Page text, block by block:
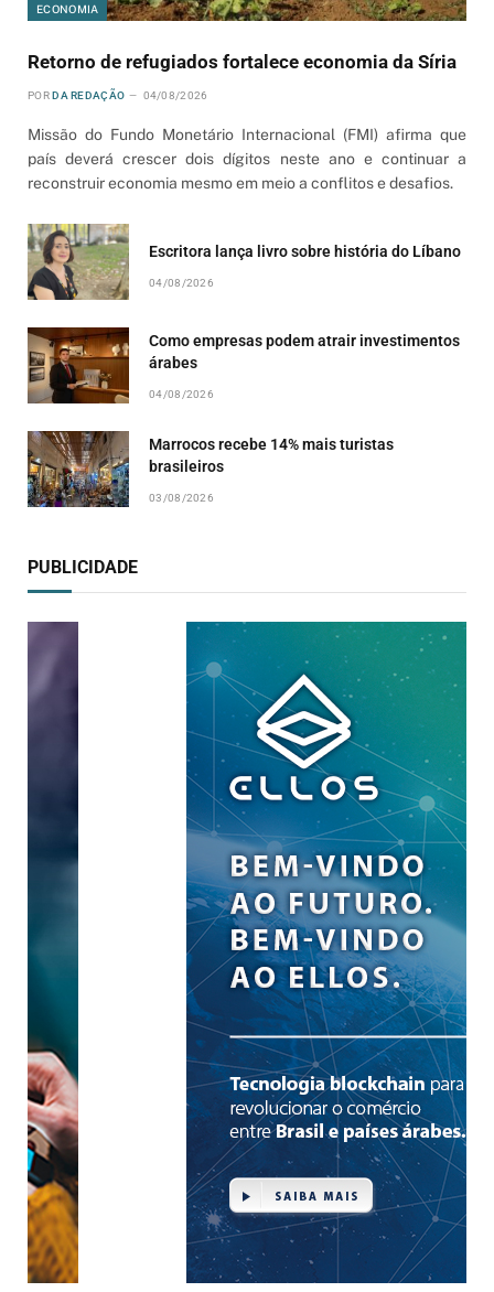
ECONOMIA
Retorno de refugiados fortalece economia da Síria
POR DA REDAÇÃO 04/08/2026
Missão do Fundo Monetário Internacional (FMI) afirma que
país deverá crescer dois dígitos neste ano e continuar a
reconstruir economia mesmo em meio a conflitos e desafios.
Escritora lança livro sobre história do Líbano
04/08/2026
Como empresas podem atrair investimentos
árabes
04/08/2026
Marrocos recebe 14% mais turistas
brasileiros
03/08/2026
PUBLICIDADE